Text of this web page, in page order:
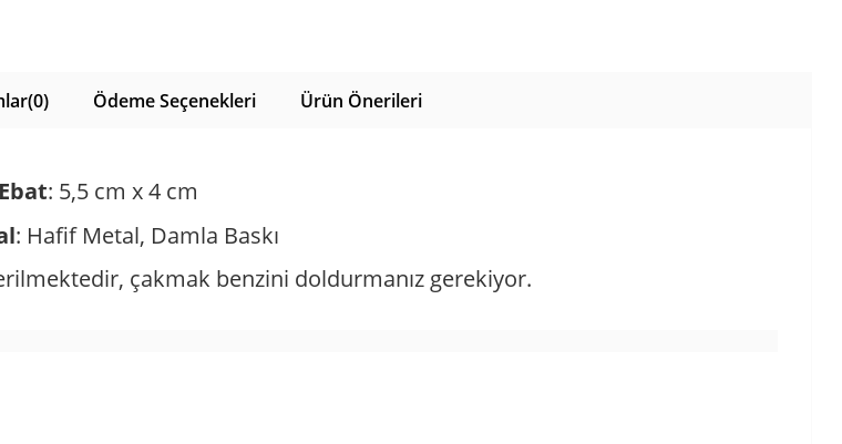
(0) Ödeme Seçenekleri Ürün Önerileri
Ebat: 5,5 cm x 4 cm
: Hafif Metal, Damla Baskı
çakmak benzini doldurmanız gerekiyor.